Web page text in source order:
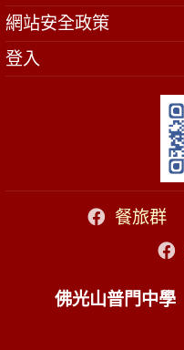
網站安全政策
登入
餐旅群
佛光山普門中學